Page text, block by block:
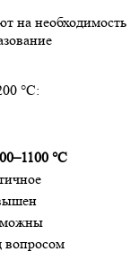
на необходимость
°C:
°C
вопросом